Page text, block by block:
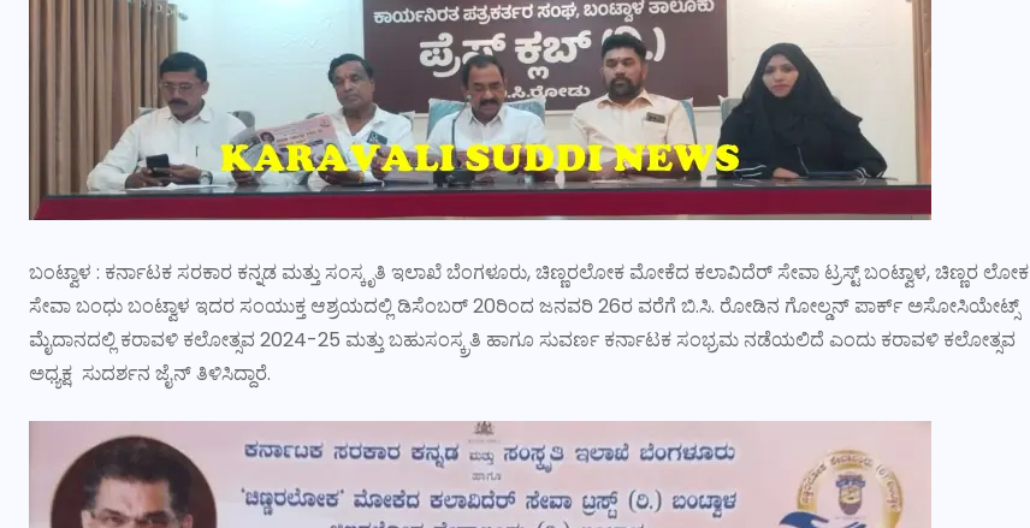
ಬಂಟ್ವಾಳ : ಕರ್ನಾಟಕ ಸರಕಾರ ಕನ್ನಡ ಮತ್ತು ಸಂಸ್ಕೃತಿ ಇಲಾಖೆ ಬೆಂಗಳೂರು, ಚಿಣ್ಣರಲೋಕ ಮೋಕೆದ ಕಲಾವಿದೆರ್ ಸೇವಾ ಟ್ರಸ್ಟ್ ಬಂಟ್ವಾಳ, ಚಿಣ್ಣರ ಲೋಕ
ಸೇವಾ ಬಂಧು ಬಂಟ್ವಾಳ ಇದರ ಸಂಯುಕ್ತ ಆಶ್ರಯದಲ್ಲಿ ಡಿಸೆಂಬರ್ 20ರಿಂದ ಜನವರಿ 26ರ ವರೆಗೆ ಬಿ.ಸಿ. ರೋಡಿನ ಗೋಲ್ಡನ್ ಪಾರ್ಕ್ ಅಸೋಸಿಯೇಟ್ಸ್
ಮೈದಾನದಲ್ಲಿ ಕರಾವಳಿ ಕಲೋತ್ಸವ 2024-25 ಮತ್ತು ಬಹುಸಂಸ್ಕ್ರತಿ ಹಾಗೂ ಸುವರ್ಣ ಕರ್ನಾಟಕ ಸಂಭ್ರಮ ನಡೆಯಲಿದೆ ಎಂದು ಕರಾವಳಿ ಕಲೋತ್ಸವ
ಅಧ್ಯಕ್ಷ ಸುದರ್ಶನ ಜೈನ್ ತಿಳಿಸಿದ್ದಾರೆ.